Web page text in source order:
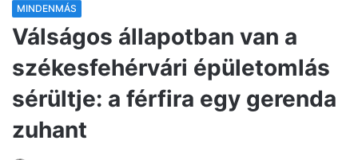
MINDENMÁS
Válságos állapotban van a
székesfehérvári épületomlás
sérültje: a férfira egy gerenda
zuhant